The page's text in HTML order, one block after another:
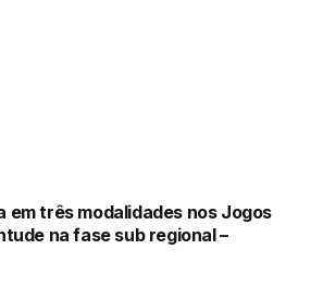
em três modalidades nos Jogos
na fase sub regional –